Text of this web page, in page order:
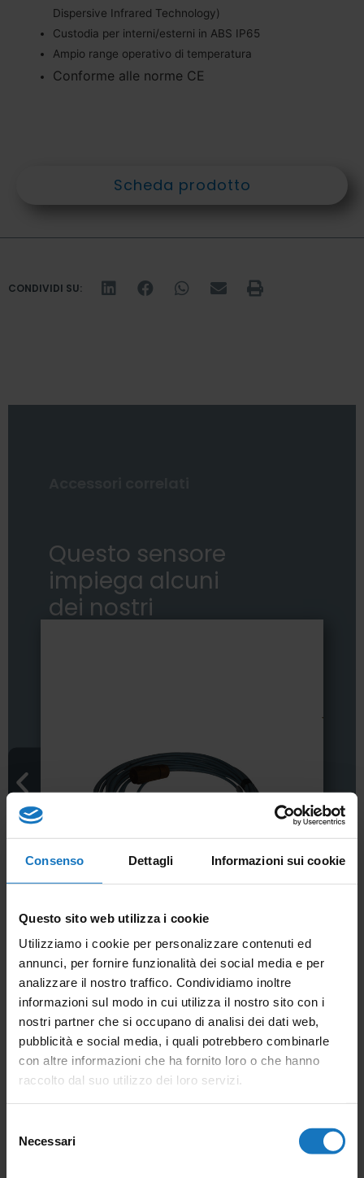
Consenso Dettagli Informazioni sui cookie
Questo sito web utilizza i cookie
Utilizziamo i cookie per personalizzare contenuti ed
annunci, per fornire funzionalità dei social media e per
analizzare il nostro traffico. Condividiamo inoltre
informazioni sul modo in cui utilizza il nostro sito con i
nostri partner che si occupano di analisi dei dati web,
pubblicità e social media, i quali potrebbero combinarle
con altre informazioni che ha fornito loro o che hanno
raccolto dal suo utilizzo dei loro servizi.
delNecessari
Dispersive Infrared Technology)
Custodia per interni/esterni in ABS IP65
Ampio range operativo di temperatura
Conforme alle norme CE
Scheda prodotto
CONDIVIDI SU:
Questo sensore
impiega alcuni
dei nostri
Accessori - Cavo
sensore
CONTATTACI